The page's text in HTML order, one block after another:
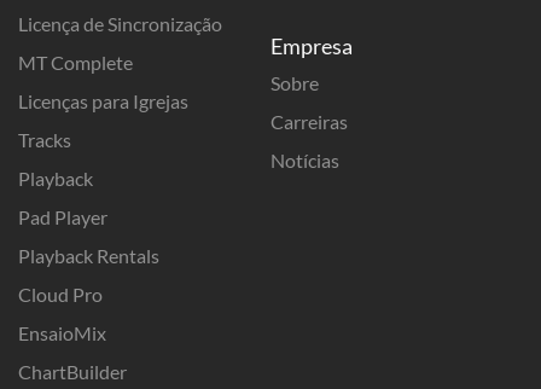
Licença de Sincronização
MT Complete
Licenças para Igrejas
Tracks
Playback
Pad Player
Playback Rentals
Cloud Pro
EnsaioMix
ChartBuilder
Empresa
Sobre
Carreiras
Notícias